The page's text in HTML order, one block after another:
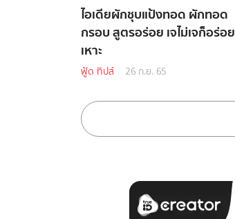
ไอเดียผักชุบแป้งทอด ผักทอด
กรอบ สูตรอร่อย เจไม่เจก็อร่อย
เหาะ
ฟู้ด ทิปส์ 26 ก.ย. 65